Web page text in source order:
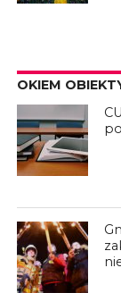
OKIEM